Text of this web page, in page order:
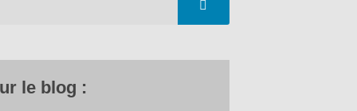
le blog :